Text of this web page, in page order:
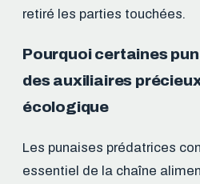
retiré les parties touchées.
Pourquoi certaines
des auxiliaires
écologique
Les punaises prédatrices
essentiel de la chaîne